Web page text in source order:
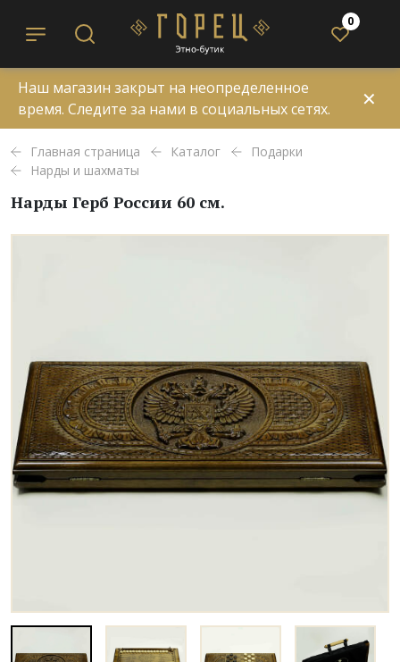
0
Наш магазин закрыт на неопределенное
время. Следите за нами в социальных сетях.
✕
Главная страница Каталог
Подарки
Нарды и шахматы
Нарды Герб России 60 см.